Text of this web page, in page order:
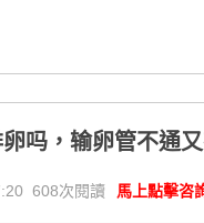
吗，输卵管不通
608次閱讀 馬上點擊咨